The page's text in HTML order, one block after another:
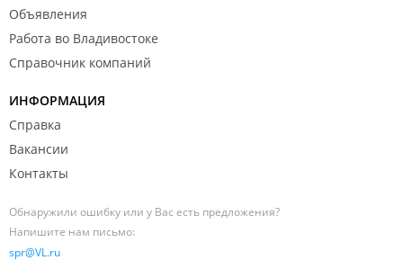
Объявления
Работа во Владивостоке
Справочник компаний
ИНФОРМАЦИЯ
Справка
Вакансии
Контакты
Обнаружили ошибку или у Вас есть предложения?
Напишите нам письмо:
spr@VL.ru